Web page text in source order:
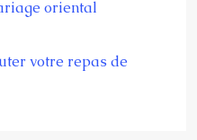
oriental
votre repas de